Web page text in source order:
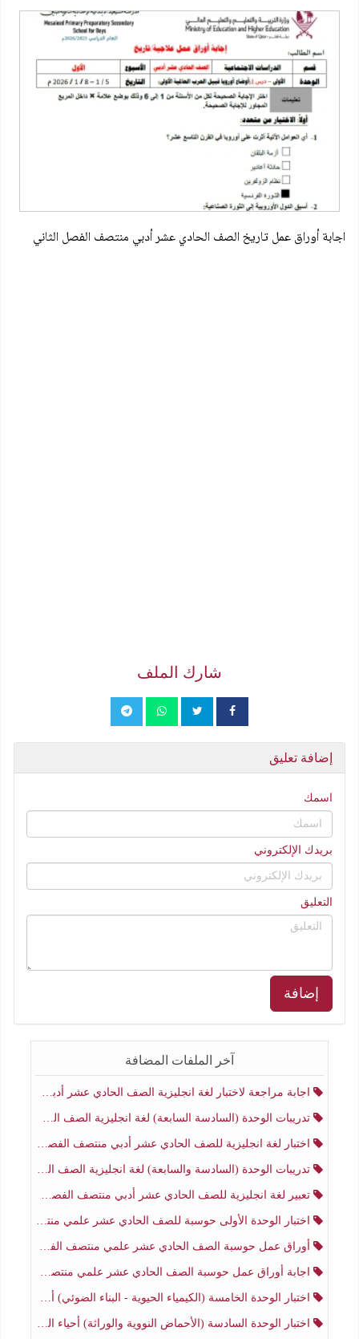
اجابة أوراق عمل تاريخ الصف الحادي عشر أدبي منتصف الفصل الثاني
شارك الملف
إضافة تعليق
اسمك
بريدك الإلكتروني
التعليق
إضافة
آخر الملفات المضافة
اجابة مراجعة لاختبار لغة انجليزية الصف الحادي عشر أدبي منتصف الفصل الثاني
تدريبات الوحدة (السادسة السابعة) لغة انجليزية الصف الحادي عشر أدبي منتصف الفصل الثاني
اختبار لغة انجليزية للصف الحادي عشر أدبي منتصف الفصل الثاني
تدريبات الوحدة (السادسة والسابعة) لغة انجليزية الصف الحادي عشر أدبي الفصل الثاني
تعبير لغة انجليزية للصف الحادي عشر أدبي منتصف الفصل الثاني
اختبار الوحدة الأولى حوسبة للصف الحادي عشر علمي منتصف الفصل الثاني
أوراق عمل حوسبة الصف الحادي عشر علمي منتصف الفصل الثاني
اجابة أوراق عمل حوسبة الصف الحادي عشر علمي منتصف الفصل الثاني
اختبار الوحدة الخامسة (الكيمياء الحيوية - البناء الضوئي) أحياء الصف الحادي عشر علمي الفصل الثاني
اختبار الوحدة السادسة (الأحماض النووية والوراثة) أحياء الصف الحادي عشر علمي منتصف الفصل الثاني